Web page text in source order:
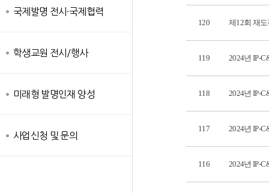
국제발명 전시·국제협력
학생교원 전시/행사
미래형 발명인재 양성
사업신청 및 문의
120 제12회 재
119 2024년 IP-
118 2024년 IP-
117 2024년 IP-
116 2024년 IP-